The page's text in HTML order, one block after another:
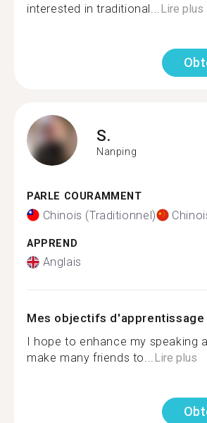
interested in traditional...Lire plus
S.
Nanping
PARLE COURAMMENT
Chinois (Traditionnel)
APPREND
Anglais
Mes objectifs d'apprentissage
I hope to enhance my speaking
make many friends to...Lire plus